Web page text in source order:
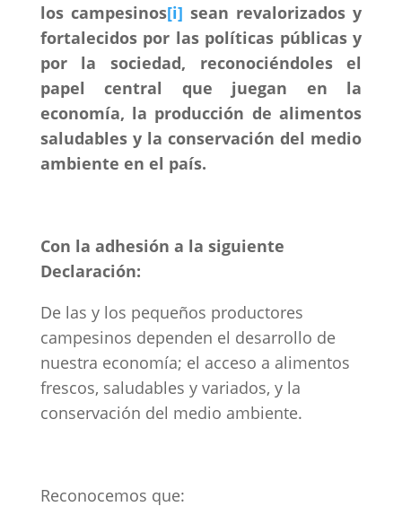
los campesinos[i] sean revalorizados y
fortalecidos por las políticas públicas y
por la sociedad, reconociéndoles el
papel central que juegan en la
economía, la producción de alimentos
saludables y la conservación del medio
ambiente en el país.
Con la adhesión a la siguiente
Declaración:
De las y los pequeños productores
campesinos dependen el desarrollo de
nuestra economía; el acceso a alimentos
frescos, saludables y variados, y la
conservación del medio ambiente.
Reconocemos que: